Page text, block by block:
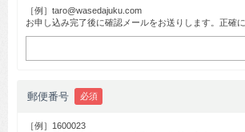
［例］taro@wasedajuku.com
お申し込み完了後に確認メールをお送りします。正確
郵便番号 必須
［例］1600023